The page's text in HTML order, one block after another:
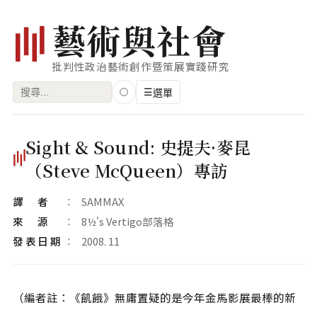
藝術與社會
批判性政治藝術創作暨策展實踐研究
搜
鍵
字:
☰選單
藝術家
專題
索引
標籤雲
Sight & Sound: 史提夫·麥昆
（Steve McQueen）專訪
譯者
SAMMAX
來源
8½'s Vertigo部落格
發表日期
2008. 11
（編者註：《飢餓》無庸置疑的是今年金馬影展最棒的新